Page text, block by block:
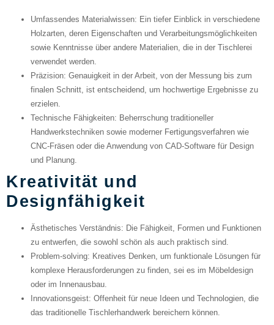
Umfassendes Materialwissen: Ein tiefer Einblick in verschiedene
Holzarten, deren Eigenschaften und Verarbeitungsmöglichkeiten
sowie Kenntnisse über andere Materialien, die in der Tischlerei
verwendet werden.
Präzision: Genauigkeit in der Arbeit, von der Messung bis zum
finalen Schnitt, ist entscheidend, um hochwertige Ergebnisse zu
erzielen.
Technische Fähigkeiten: Beherrschung traditioneller
Handwerkstechniken sowie moderner Fertigungsverfahren wie
CNC-Fräsen oder die Anwendung von CAD-Software für Design
und Planung.
Kreativität und
Designfähigkeit
Ästhetisches Verständnis: Die Fähigkeit, Formen und Funktionen
zu entwerfen, die sowohl schön als auch praktisch sind.
Problem-solving: Kreatives Denken, um funktionale Lösungen für
komplexe Herausforderungen zu finden, sei es im Möbeldesign
oder im Innenausbau.
Innovationsgeist: Offenheit für neue Ideen und Technologien, die
das traditionelle Tischlerhandwerk bereichern können.